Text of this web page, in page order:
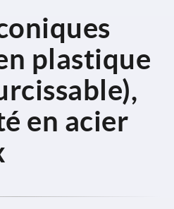
plastique
en acier